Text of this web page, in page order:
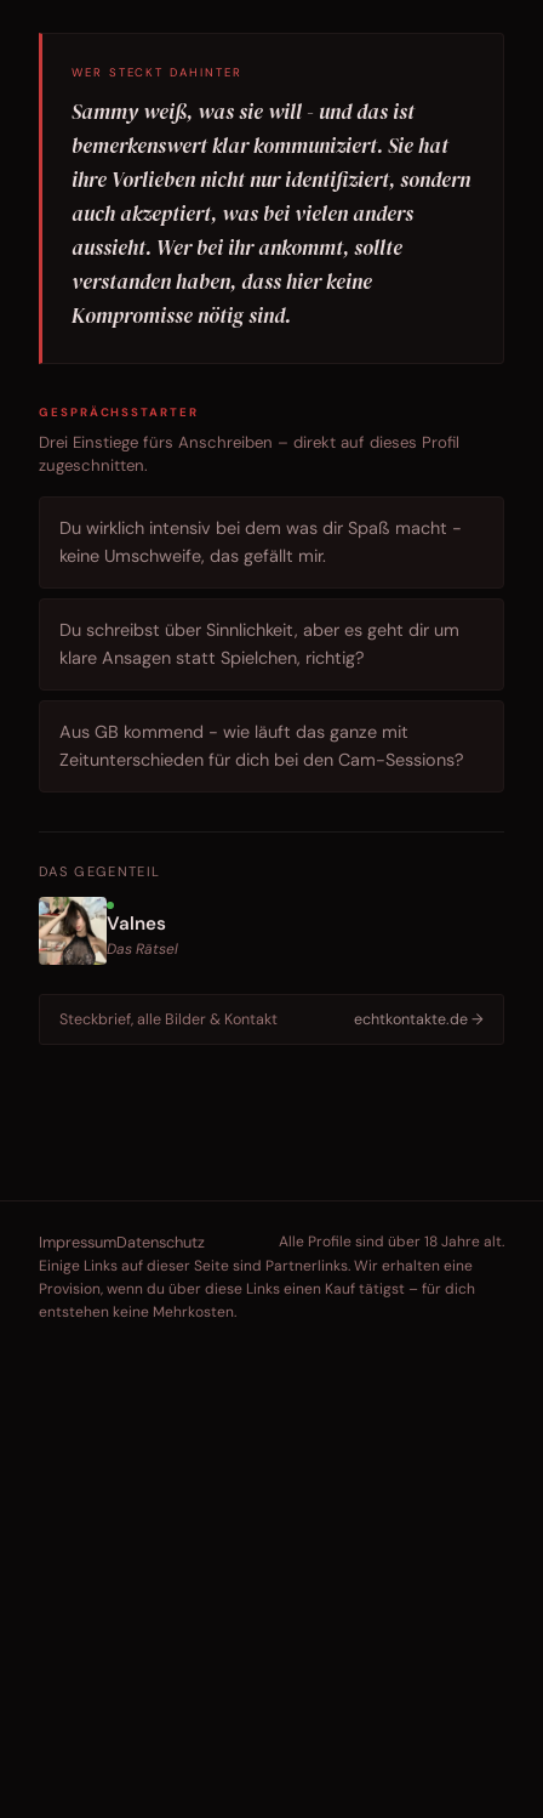
WER STECKT DAHINTER
Sammy weiß, was sie will - und das ist
bemerkenswert klar kommuniziert. Sie hat
ihre Vorlieben nicht nur identifiziert, sondern
auch akzeptiert, was bei vielen anders
aussieht. Wer bei ihr ankommt, sollte
verstanden haben, dass hier keine
Kompromisse nötig sind.
GESPRÄCHSSTARTER
Drei Einstiege fürs Anschreiben – direkt auf dieses Profil
zugeschnitten.
Du wirklich intensiv bei dem was dir Spaß macht -
keine Umschweife, das gefällt mir.
Du schreibst über Sinnlichkeit, aber es geht dir um
klare Ansagen statt Spielchen, richtig?
Aus GB kommend - wie läuft das ganze mit
Zeitunterschieden für dich bei den Cam-Sessions?
DAS GEGENTEIL
Valnes
Das Rätsel
Steckbrief, alle Bilder & Kontakt echtkontakte.de →
ImpressumDatenschutz
Alle Profile sind über 18 Jahre alt.
Einige Links auf dieser Seite sind Partnerlinks. Wir erhalten eine
Provision, wenn du über diese Links einen Kauf tätigst – für dich
entstehen keine Mehrkosten.